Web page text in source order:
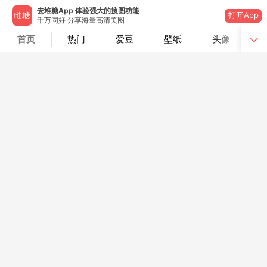
去堆糖App 体验强大的搜图功能
千万同好 分享海量高清美图
打开App
首页 热门 爱豆 壁纸 头像